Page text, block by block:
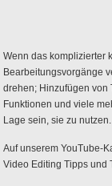
Wenn das komplizierter
Bearbeitungsvorgänge
drehen; Hinzufügen von
Funktionen und viele
Lage sein, sie zu nutzen.
Auf unserem YouTube-
Video Editing Tipps und